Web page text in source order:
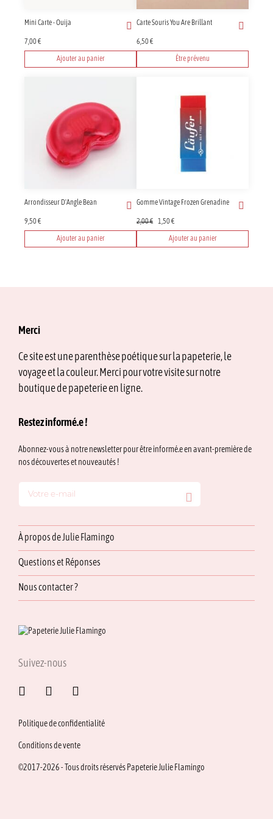
Mini Carte - Ouija
7,00€
Ajouter au panier
Carte Souris You Are Brillant
6,50€
Être prévenu
Arrondisseur D'Angle Bean
9,50€
Ajouter au panier
Gomme Vintage Frozen Grenadine
2,00€ Le
prix
initial
1,50€Le
prix
actuel
Ajouter au panier
Merci
Ce site est une parenthèse poétique sur la papeterie, le
voyage et la couleur. Merci pour votre visite sur notre
boutique de papeterie en ligne.
Restez informé.e !
Abonnez-vous à notre newsletter pour être informé.e en avant-première de
nos découvertes et nouveautés !
À propos de Julie Flamingo
Questions et Réponses
Nous contacter ?
Suivez-nous
Politique de confidentialité
Conditions de vente
©2017-2026 - Tous droits réservés Papeterie Julie Flamingo